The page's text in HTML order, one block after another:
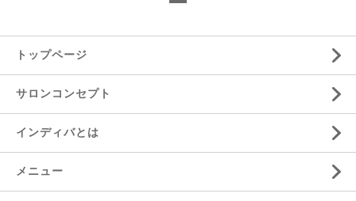
トップページ
サロンコンセプト
インディバとは
メニュー